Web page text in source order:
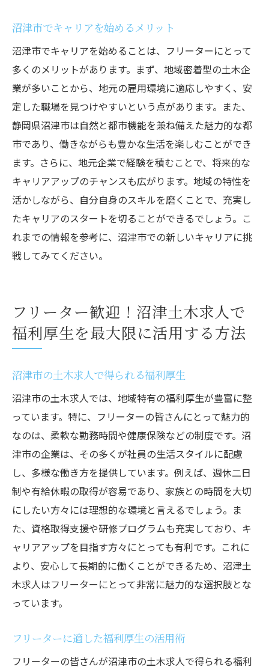
沼津市でキャリアを始めるメリット
沼津市でキャリアを始めることは、フリーターにとって
多くのメリットがあります。まず、地域密着型の土木企
業が多いことから、地元の雇用環境に適応しやすく、安
定した職場を見つけやすいという点があります。また、
静岡県沼津市は自然と都市機能を兼ね備えた魅力的な都
市であり、働きながらも豊かな生活を楽しむことができ
ます。さらに、地元企業で経験を積むことで、将来的な
キャリアアップのチャンスも広がります。地域の特性を
活かしながら、自分自身のスキルを磨くことで、充実し
たキャリアのスタートを切ることができるでしょう。こ
れまでの情報を参考に、沼津市での新しいキャリアに挑
戦してみてください。
フリーター歓迎！沼津土木求人で
福利厚生を最大限に活用する方法
沼津市の土木求人で得られる福利厚生
沼津市の土木求人では、地域特有の福利厚生が豊富に整
っています。特に、フリーターの皆さんにとって魅力的
なのは、柔軟な勤務時間や健康保険などの制度です。沼
津市の企業は、その多くが社員の生活スタイルに配慮
し、多様な働き方を提供しています。例えば、週休二日
制や有給休暇の取得が容易であり、家族との時間を大切
にしたい方々には理想的な環境と言えるでしょう。ま
た、資格取得支援や研修プログラムも充実しており、キ
ャリアアップを目指す方々にとっても有利です。これに
より、安心して長期的に働くことができるため、沼津土
木求人はフリーターにとって非常に魅力的な選択肢とな
っています。
フリーターに適した福利厚生の活用術
フリーターの皆さんが沼津市の土木求人で得られる福利